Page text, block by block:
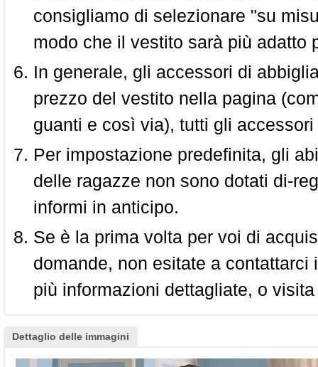
consigliamo di selezionare "su
modo che il vestito sarà più adatto
In generale, gli accessori di
prezzo del vestito nella pagina
guanti e così via), tutti gli
Per impostazione predefinita, gli
delle ragazze non sono dotati di-
informi in anticipo.
Se è la prima volta per voi di
domande, non esitate a
più informazioni dettagliate, o
Dettaglio delle immagini